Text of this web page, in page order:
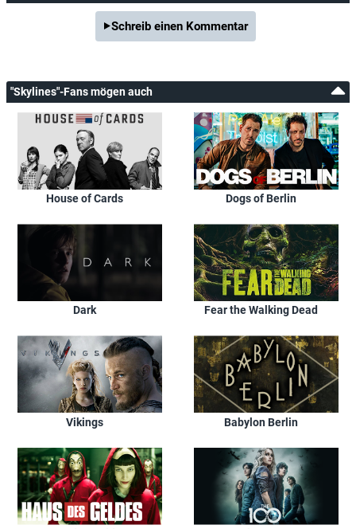
Schreib einen Kommentar
"Skylines"-Fans mögen auch
House of Cards Dogs of Berlin
Dark Fear the Walking Dead
Vikings Babylon Berlin